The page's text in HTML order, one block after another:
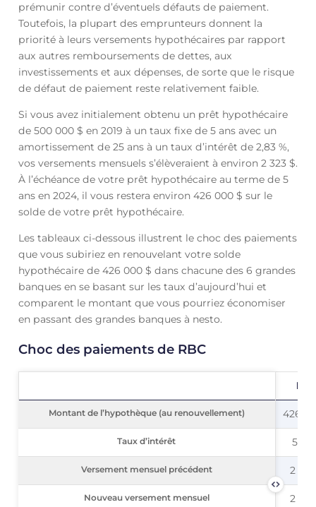
prémunir contre d’éventuels défauts de paiement.
Toutefois, la plupart des emprunteurs donnent la
priorité à leurs versements hypothécaires par rapport
aux autres remboursements de dettes, aux
investissements et aux dépenses, de sorte que le risque
de défaut de paiement reste relativement faible.
Si vous avez initialement obtenu un prêt hypothécaire
de 500 000 $ en 2019 à un taux fixe de 5 ans avec un
amortissement de 25 ans à un taux d’intérêt de 2,83 %,
vos versements mensuels s’élèveraient à environ 2 323 $.
À l’échéance de votre prêt hypothécaire au terme de 5
ans en 2024, il vous restera environ 426 000 $ sur le
solde de votre prêt hypothécaire.
Les tableaux ci-dessous illustrent le choc des paiements
que vous subiriez en renouvelant votre solde
hypothécaire de 426 000 $ dans chacune des 6 grandes
banques en se basant sur les taux d’aujourd’hui et
comparent le montant que vous pourriez économiser
en passant des grandes banques à nesto.
Choc des paiements de RBC
Montant de l’hypothèque (au renouvellement) 426
Taux d’intérêt 5,59
Versement mensuel précédent 2
Nouveau versement mensuel 2
Montant de l’hypothèque (au renouvellement)
Taux d’intérêt
Versement mensuel précédent
Nouveau versement mensuel